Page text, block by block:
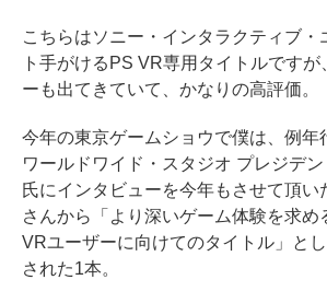
こちらはソニー・インタラクティブ・
ト手がけるPS VR専用タイトルですが
ーも出てきていて、かなりの高評価。
今年の東京ゲームショウで僕は、例年
ワールドワイド・スタジオ プレジデ
氏にインタビューを今年もさせて頂い
さんから「より深いゲーム体験を求め
VRユーザーに向けてのタイトル」と
された1本。